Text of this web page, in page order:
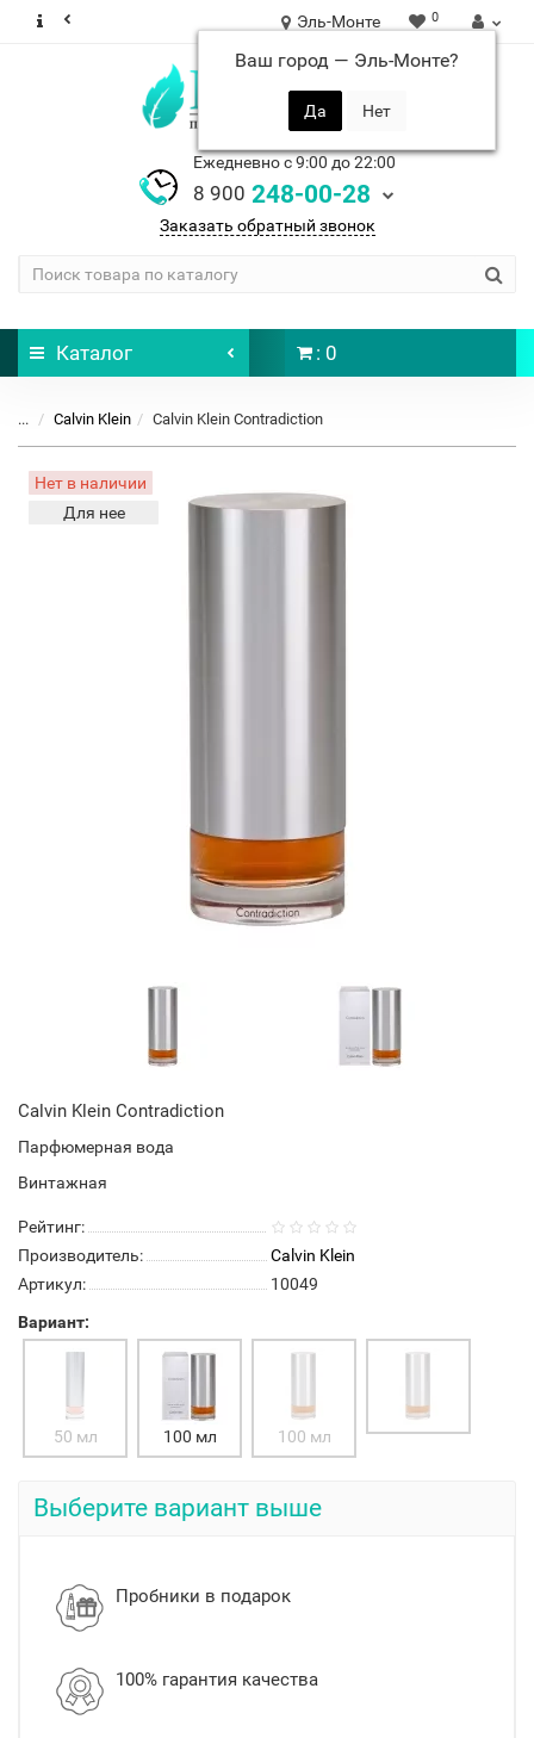
Эль-Монте
Ваш город — Эль-Монте?
0
Ежедневно с 9:00 до 22:00
8 900 248-00-28
Заказать обратный звонок
Каталог : 0
... Calvin Klein Calvin Klein Contradiction
Нет в наличии
Для нее
Calvin Klein Contradiction
Парфюмерная вода
Винтажная
Рейтинг:
Производитель:
Calvin Klein
Артикул:
10049
Вариант:
50 мл 100 мл 100 мл
Выберите вариант выше
Пробники в подарок
100% гарантия качества